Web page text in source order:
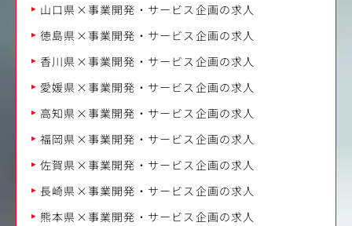
山口県×事業開発・サービス企画の求人
徳島県×事業開発・サービス企画の求人
香川県×事業開発・サービス企画の求人
愛媛県×事業開発・サービス企画の求人
高知県×事業開発・サービス企画の求人
福岡県×事業開発・サービス企画の求人
佐賀県×事業開発・サービス企画の求人
長崎県×事業開発・サービス企画の求人
熊本県×事業開発・サービス企画の求人